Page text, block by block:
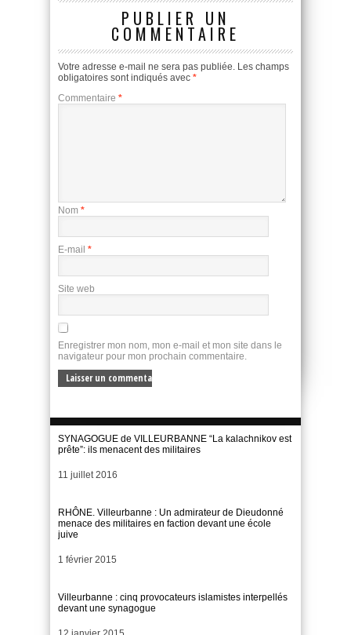
PUBLIER UN
COMMENTAIRE
Votre adresse e-mail ne sera pas publiée. Les champs
obligatoires sont indiqués avec *
Commentaire *
Nom *
E-mail *
Site web
Enregistrer mon nom, mon e-mail et mon site dans le
navigateur pour mon prochain commentaire.
SYNAGOGUE de VILLEURBANNE “La kalachnikov est
prête”: ils menacent des militaires
Date
11 juillet 2016
RHÔNE. Villeurbanne : Un admirateur de Dieudonné
menace des militaires en faction devant une école
juive
Date
1 février 2015
Villeurbanne : cinq provocateurs islamistes interpellés
devant une synagogue